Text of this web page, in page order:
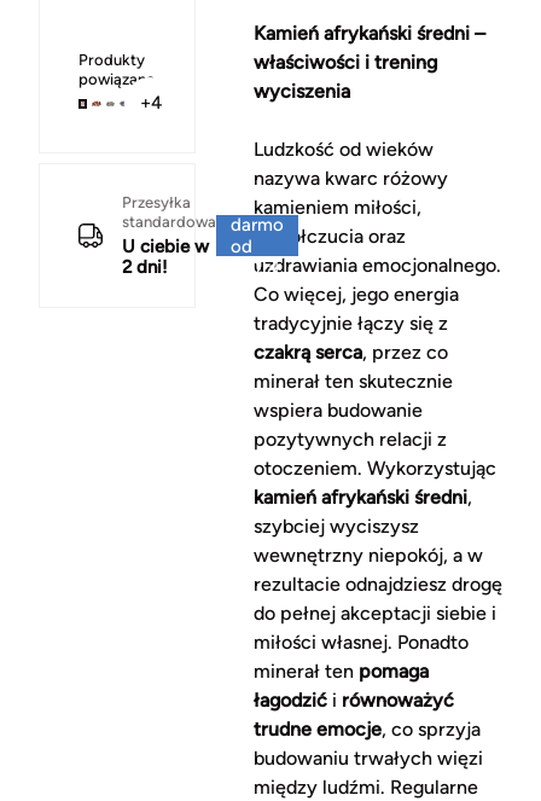
Produkty
powiązane
+4
Przesyłka
standardowa
U ciebie w
2 dni!
darmo
od
150 zł
Kamień afrykański średni –
właściwości i trening
wyciszenia
Ludzkość od wieków
nazywa kwarc różowy
kamieniem miłości,
współczucia oraz
uzdrawiania emocjonalnego.
Co więcej, jego energia
tradycyjnie łączy się z
czakrą serca, przez co
minerał ten skutecznie
wspiera budowanie
pozytywnych relacji z
otoczeniem. Wykorzystując
kamień afrykański średni,
szybciej wyciszysz
wewnętrzny niepokój, a w
rezultacie odnajdziesz drogę
do pełnej akceptacji siebie i
miłości własnej. Ponadto
minerał ten pomaga
łagodzići równoważyć
trudne emocje, co sprzyja
budowaniu trwałych więzi
między ludźmi. Regularne